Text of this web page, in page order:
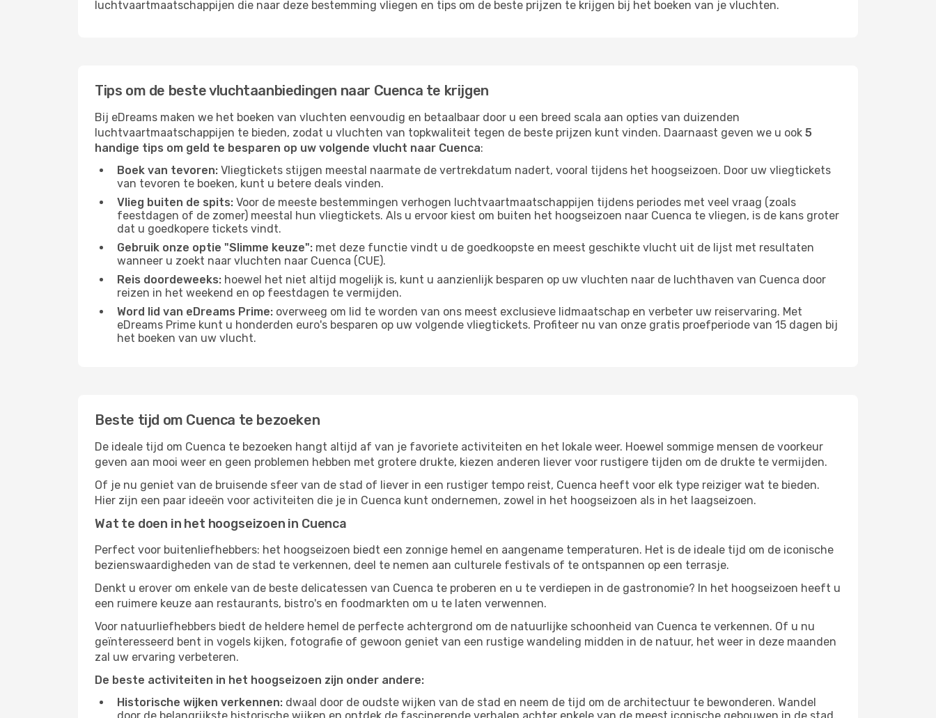
luchtvaartmaatschappijen die naar deze bestemming vliegen en tips om de beste prijzen te krijgen bij het boeken van je vluchten.
Tips om de beste vluchtaanbiedingen naar Cuenca te krijgen
Bij eDreams maken we het boeken van vluchten eenvoudig en betaalbaar door u een breed scala aan opties van duizenden
luchtvaartmaatschappijen te bieden, zodat u vluchten van topkwaliteit tegen de beste prijzen kunt vinden. Daarnaast geven we u ook 5
handige tips om geld te besparen op uw volgende vlucht naar Cuenca:
Boek van tevoren: Vliegtickets stijgen meestal naarmate de vertrekdatum nadert, vooral tijdens het hoogseizoen. Door uw vliegtickets
van tevoren te boeken, kunt u betere deals vinden.
Vlieg buiten de spits: Voor de meeste bestemmingen verhogen luchtvaartmaatschappijen tijdens periodes met veel vraag (zoals
feestdagen of de zomer) meestal hun vliegtickets. Als u ervoor kiest om buiten het hoogseizoen naar Cuenca te vliegen, is de kans groter
dat u goedkopere tickets vindt.
Gebruik onze optie "Slimme keuze": met deze functie vindt u de goedkoopste en meest geschikte vlucht uit de lijst met resultaten
wanneer u zoekt naar vluchten naar Cuenca (CUE).
Reis doordeweeks: hoewel het niet altijd mogelijk is, kunt u aanzienlijk besparen op uw vluchten naar de luchthaven van Cuenca door
reizen in het weekend en op feestdagen te vermijden.
Word lid van eDreams Prime: overweeg om lid te worden van ons meest exclusieve lidmaatschap en verbeter uw reiservaring. Met
eDreams Prime kunt u honderden euro's besparen op uw volgende vliegtickets. Profiteer nu van onze gratis proefperiode van 15 dagen bij
het boeken van uw vlucht.
Beste tijd om Cuenca te bezoeken
De ideale tijd om Cuenca te bezoeken hangt altijd af van je favoriete activiteiten en het lokale weer. Hoewel sommige mensen de voorkeur
geven aan mooi weer en geen problemen hebben met grotere drukte, kiezen anderen liever voor rustigere tijden om de drukte te vermijden.
Of je nu geniet van de bruisende sfeer van de stad of liever in een rustiger tempo reist, Cuenca heeft voor elk type reiziger wat te bieden.
Hier zijn een paar ideeën voor activiteiten die je in Cuenca kunt ondernemen, zowel in het hoogseizoen als in het laagseizoen.
Wat te doen in het hoogseizoen in Cuenca
Perfect voor buitenliefhebbers: het hoogseizoen biedt een zonnige hemel en aangename temperaturen. Het is de ideale tijd om de iconische
bezienswaardigheden van de stad te verkennen, deel te nemen aan culturele festivals of te ontspannen op een terrasje.
Denkt u erover om enkele van de beste delicatessen van Cuenca te proberen en u te verdiepen in de gastronomie? In het hoogseizoen heeft u
een ruimere keuze aan restaurants, bistro's en foodmarkten om u te laten verwennen.
Voor natuurliefhebbers biedt de heldere hemel de perfecte achtergrond om de natuurlijke schoonheid van Cuenca te verkennen. Of u nu
geïnteresseerd bent in vogels kijken, fotografie of gewoon geniet van een rustige wandeling midden in de natuur, het weer in deze maanden
zal uw ervaring verbeteren.
De beste activiteiten in het hoogseizoen zijn onder andere:
Historische wijken verkennen: dwaal door de oudste wijken van de stad en neem de tijd om de architectuur te bewonderen. Wandel